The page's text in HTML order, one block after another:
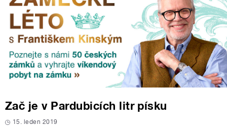
Zač je v Pardubicích litr písku
15. leden 2019